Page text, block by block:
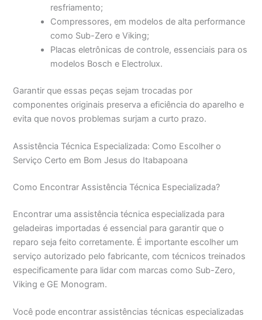
resfriamento;
Compressores, em modelos de alta performance
como Sub-Zero e Viking;
Placas eletrônicas de controle, essenciais para os
modelos Bosch e Electrolux.
Garantir que essas peças sejam trocadas por
componentes originais preserva a eficiência do aparelho e
evita que novos problemas surjam a curto prazo.
Assistência Técnica Especializada: Como Escolher o
Serviço Certo em Bom Jesus do Itabapoana
Como Encontrar Assistência Técnica Especializada?
Encontrar uma assistência técnica especializada para
geladeiras importadas é essencial para garantir que o
reparo seja feito corretamente. É importante escolher um
serviço autorizado pelo fabricante, com técnicos treinados
especificamente para lidar com marcas como Sub-Zero,
Viking e GE Monogram.
Você pode encontrar assistências técnicas especializadas